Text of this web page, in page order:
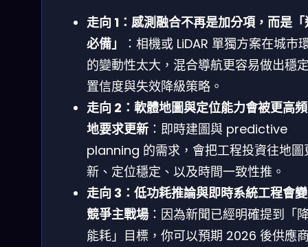
走向 1：感測融合不再是加分項，而是
必備」
：相機或 LiDAR 單獨方案在城市
的變動性太大，混合導航更容易做出穩
置信度與失效降級策略。
走向 2：軟體地圖與定位能力會被更高
地要求更新 ：即時建圖與 predictive
planning 的需求，會把工程投資往地圖
新、定位穩定、以及時間一致性推。
走向 3：低功耗推論與即時系統工程會
競爭主戰場 ：因為新聞已經明確提到「
能耗」目標，你可以預期 2026 後供應